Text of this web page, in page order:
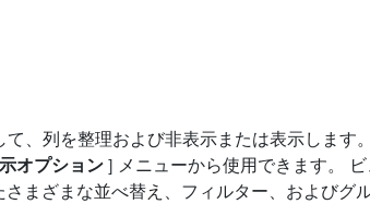
、列を整理および非表示または表示します
オプション] メニューから使用できます。
まざまな並べ替え、フィルター、およびグ